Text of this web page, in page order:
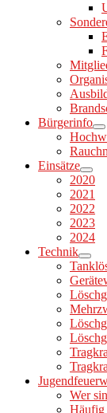
Bürgerinfo
Einsätze
2020
2021
2022
2023
2024
Technik
Wer
Häufig